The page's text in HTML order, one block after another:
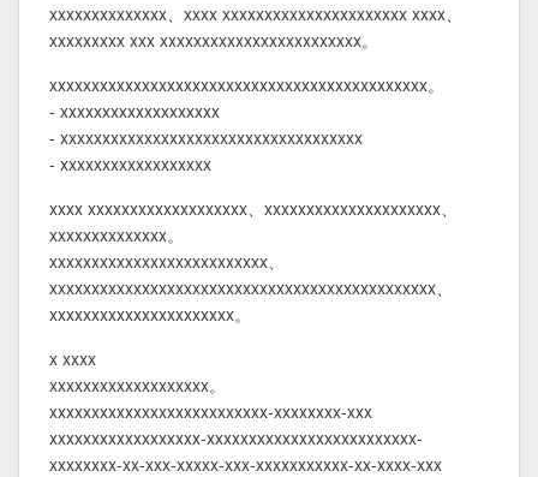
xxxxxxxxxxxxxx、xxxx xxxxxxxxxxxxxxxxxxxxxx xxxx、
xxxxxxxxx xxx xxxxxxxxxxxxxxxxxxxxxxxx。
xxxxxxxxxxxxxxxxxxxxxxxxxxxxxxxxxxxxxxxxxxxxx。
- xxxxxxxxxxxxxxxxxxx
- xxxxxxxxxxxxxxxxxxxxxxxxxxxxxxxxxxxx
- xxxxxxxxxxxxxxxxxx
xxxx xxxxxxxxxxxxxxxxxxx、xxxxxxxxxxxxxxxxxxxxx、
xxxxxxxxxxxxxx。
xxxxxxxxxxxxxxxxxxxxxxxxxx、
xxxxxxxxxxxxxxxxxxxxxxxxxxxxxxxxxxxxxxxxxxxxxx、
xxxxxxxxxxxxxxxxxxxxxx。
x xxxx
xxxxxxxxxxxxxxxxxxx。
xxxxxxxxxxxxxxxxxxxxxxxxxx-xxxxxxxx-xxx
xxxxxxxxxxxxxxxxxx-xxxxxxxxxxxxxxxxxxxxxxxxx-
xxxxxxxx-xx-xxx-xxxxx-xxx-xxxxxxxxxxx-xx-xxxx-xxx